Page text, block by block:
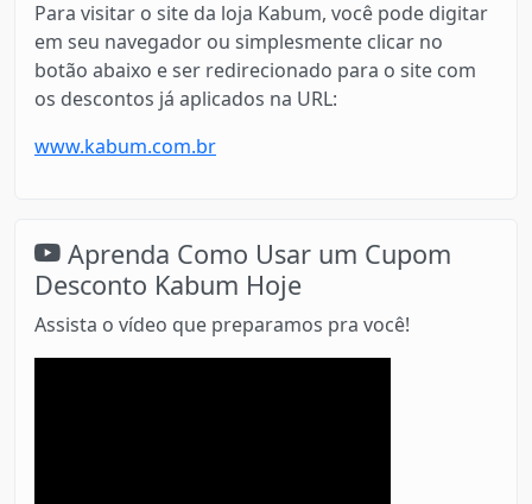
Para visitar o site da loja Kabum, você pode digitar
em seu navegador ou simplesmente clicar no
botão abaixo e ser redirecionado para o site com
os descontos já aplicados na URL:
www.kabum.com.br
Aprenda Como Usar um Cupom
Desconto Kabum Hoje
Assista o vídeo que preparamos pra você!